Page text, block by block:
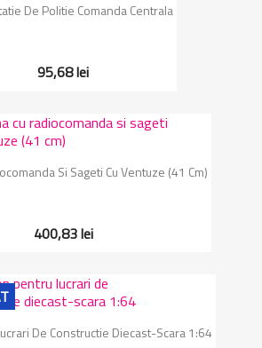
De Politie Comanda Centrala
95,68 lei
Si Sageti Cu Ventuze (41 Cm)
400,83 lei
De Constructie Diecast-Scara 1:64